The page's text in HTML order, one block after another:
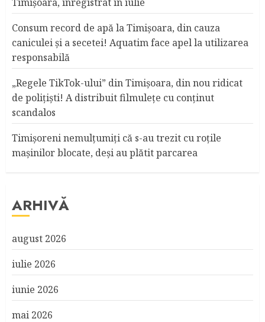
Consum record de apă la Timişoara, din cauza
caniculei şi a secetei! Aquatim face apel la utilizarea
responsabilă
„Regele TikTok-ului” din Timişoara, din nou ridicat
de poliţişti! A distribuit filmuleţe cu conţinut
scandalos
Timişoreni nemulţumiţi că s-au trezit cu roţile
maşinilor blocate, deşi au plătit parcarea
ARHIVĂ
august 2026
iulie 2026
iunie 2026
mai 2026